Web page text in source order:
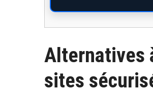
Alternatives
sites